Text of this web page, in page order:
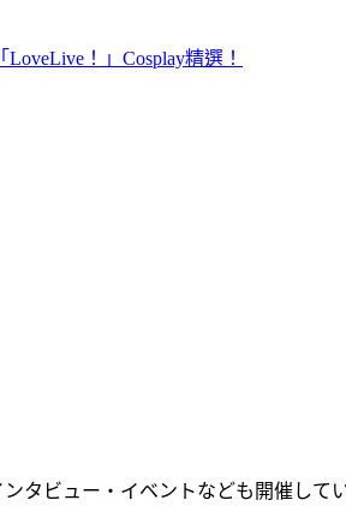
！」Cosplay精選！
タビュー・イベントなども開催して